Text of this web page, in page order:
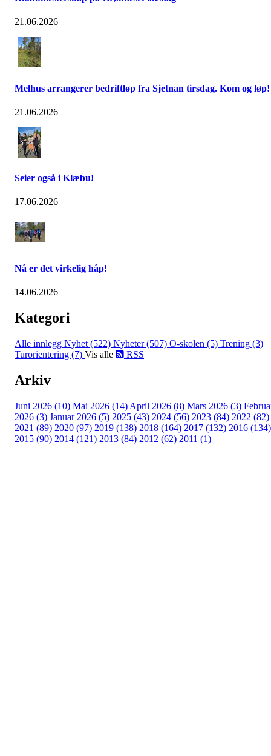
21.06.2026
Melhus arrangerer bedriftløp fra Sjetnan tirsdag. Kom og løp!
21.06.2026
Seier også i Klæbu!
17.06.2026
Nå er det virkelig håp!
14.06.2026
Kategori
Alle innlegg Nyhet (522) Nyheter (507) O-skolen (5) Trening (3)
Turorientering (7) Vis alle RSS
Arkiv
Juni 2026 (10) Mai 2026 (14) April 2026 (8) Mars 2026 (3)
2026 (3) Januar 2026 (5) 2025 (43) 2024 (56) 2023 (84) 2022 (82)
2021 (89) 2020 (97) 2019 (138) 2018 (164) 2017 (132) 2016 (134)
2015 (90) 2014 (121) 2013 (84) 2012 (62) 2011 (1)